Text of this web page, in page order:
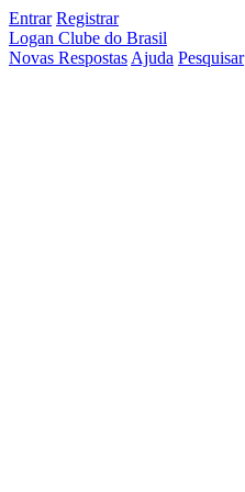
Entrar Registrar
Logan Clube do Brasil
Novas Respostas Ajuda Pesquisar